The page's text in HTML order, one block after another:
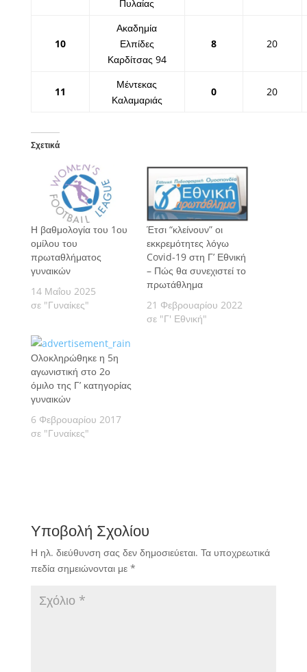
Πυλαίας
10
Ακαδημία
Ελπίδες
Καρδίτσας 94
8 20
11
Μέντεκας
Καλαμαριάς
0 20
Σχετικά
Η βαθμολογία του 1ου
ομίλου του
πρωταθλήματος
γυναικών
14 Μαΐου 2025
σε "Γυναίκες"
Έτσι “κλείνουν” οι
εκκρεμότητες λόγω
Covid-19 στη Γ’ Εθνική
– Πώς θα συνεχιστεί το
πρωτάθλημα
21 Φεβρουαρίου 2022
σε "Γ' Εθνική"
Ολοκληρώθηκε η 5η
αγωνιστική στο 2ο
όμιλο της Γ’ κατηγορίας
γυναικών
6 Φεβρουαρίου 2017
σε "Γυναίκες"
Υποβολή Σχολίου
Η ηλ. διεύθυνση σας δεν δημοσιεύεται. Τα υποχρεωτικά
πεδία σημειώνονται με *